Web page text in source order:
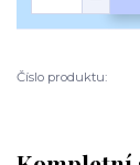
Číslo produktu: